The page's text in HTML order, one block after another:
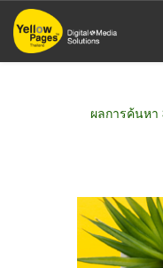
ข้าม
ไป
ผลการค้นหา
ขายส่ง